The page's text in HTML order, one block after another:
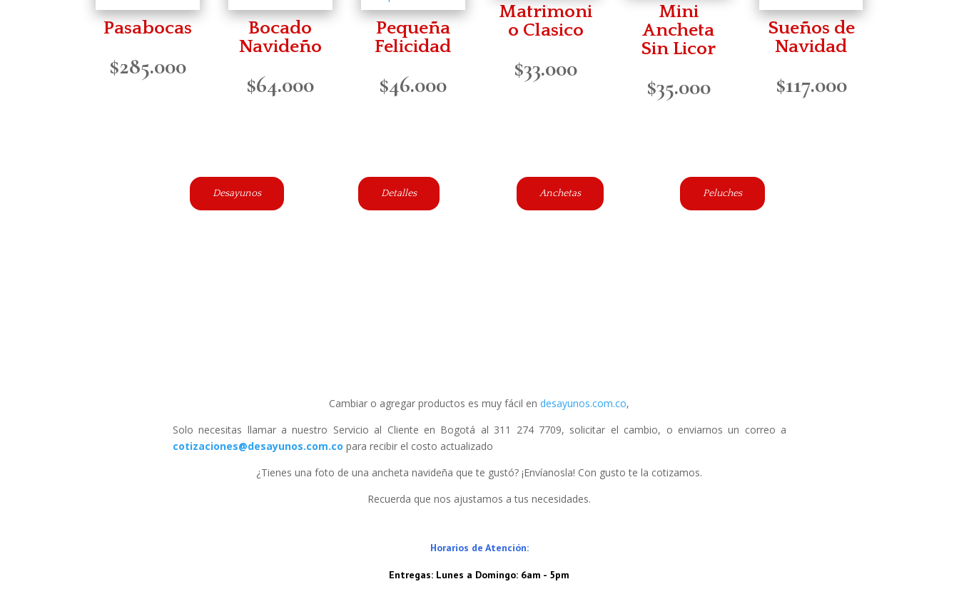
Pasabocas
$285.000
Bocado
Navideño
$64.000
Pequeña
Felicidad
$46.000
Matrimoni
o Clasico
$33.000
Mini
Ancheta
Sin Licor
$35.000
Sueños de
Navidad
$117.000
Desayunos Detalles Anchetas Peluches
Cambiar o agregar productos es muy fácil endesayunos.com.co,
Solo necesitas llamar a nuestro Servicio al Cliente en Bogotá al 311 274 7709, solicitar el cambio, o enviarnos un correo a
cotizaciones@desayunos.com.co para recibir el costo actualizado
¿Tienes una foto de una ancheta navideña que te gustó? ¡Envíanosla! Con gusto te la cotizamos.
Recuerda que nos ajustamos a tus necesidades.
Horarios de Atención:
Entregas: Lunes a Domingo: 6am - 5pm